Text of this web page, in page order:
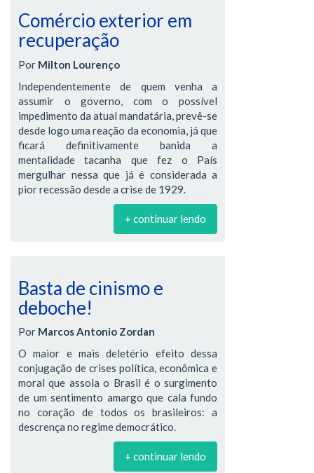
Comércio exterior em
recuperação
Por Milton Lourenço
Independentemente de quem venha a
assumir o governo, com o possível
impedimento da atual mandatária, prevê-se
desde logo uma reação da economia, já que
ficará definitivamente banida a
mentalidade tacanha que fez o País
mergulhar nessa que já é considerada a
pior recessão desde a crise de 1929.
+ continuar lendo
Basta de cinismo e
deboche!
Por Marcos Antonio Zordan
O maior e mais deletério efeito dessa
conjugação de crises política, econômica e
moral que assola o Brasil é o surgimento
de um sentimento amargo que cala fundo
no coração de todos os brasileiros: a
descrença no regime democrático.
+ continuar lendo